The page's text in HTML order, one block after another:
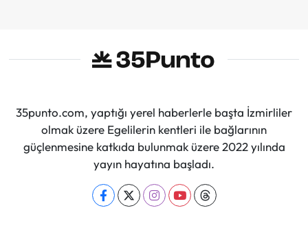
35punto.com, yaptığı yerel haberlerle başta İzmirliler
olmak üzere Egelilerin kentleri ile bağlarının
güçlenmesine katkıda bulunmak üzere 2022 yılında
yayın hayatına başladı.